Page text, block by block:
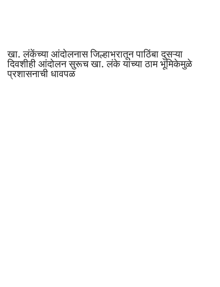
खा. लंकेंच्या आंदोलनास जिल्हाभरातून पाठिंबा दुसऱ्या
दिवशीही आंदोलन सुरूच खा. लंके यांच्या ठाम भूमिकेमुळे
प्रशासनाची धावपळ